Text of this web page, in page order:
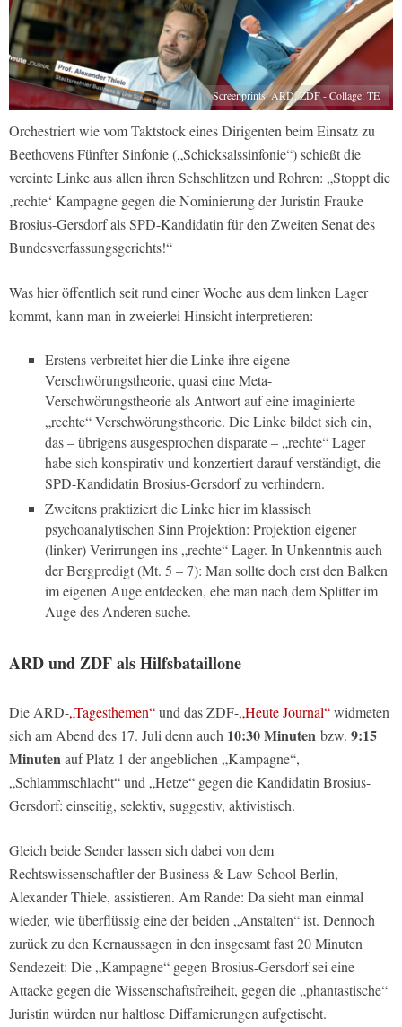
Screenprints: ARD, ZDF - Collage: TE
Orchestriert wie vom Taktstock eines Dirigenten beim Einsatz zu
Beethovens Fünfter Sinfonie („Schicksalssinfonie“) schießt die
vereinte Linke aus allen ihren Sehschlitzen und Rohren: „Stoppt die
‚rechte‘ Kampagne gegen die Nominierung der Juristin Frauke
Brosius-Gersdorf als SPD-Kandidatin für den Zweiten Senat des
Bundesverfassungsgerichts!“
Was hier öffentlich seit rund einer Woche aus dem linken Lager
kommt, kann man in zweierlei Hinsicht interpretieren:
Erstens verbreitet hier die Linke ihre eigene
Verschwörungstheorie, quasi eine Meta-
Verschwörungstheorie als Antwort auf eine imaginierte
„rechte“ Verschwörungstheorie. Die Linke bildet sich ein,
das – übrigens ausgesprochen disparate – „rechte“ Lager
habe sich konspirativ und konzertiert darauf verständigt, die
SPD-Kandidatin Brosius-Gersdorf zu verhindern.
Zweitens praktiziert die Linke hier im klassisch
psychoanalytischen Sinn Projektion: Projektion eigener
(linker) Verirrungen ins „rechte“ Lager. In Unkenntnis auch
der Bergpredigt (Mt. 5 – 7): Man sollte doch erst den Balken
im eigenen Auge entdecken, ehe man nach dem Splitter im
Auge des Anderen suche.
ARD und ZDF als Hilfsbataillone
Die ARD-„Tagesthemen“und das ZDF-„Heute Journal“widmeten
sich am Abend des 17. Juli denn auch 10:30 Minuten bzw. 9:15
Minutenauf Platz 1 der angeblichen „Kampagne“,
„Schlammschlacht“ und „Hetze“ gegen die Kandidatin Brosius-
Gersdorf: einseitig, selektiv, suggestiv, aktivistisch.
Gleich beide Sender lassen sich dabei von dem
Rechtswissenschaftler der Business & Law School Berlin,
Alexander Thiele, assistieren. Am Rande: Da sieht man einmal
wieder, wie überflüssig eine der beiden „Anstalten“ ist. Dennoch
zurück zu den Kernaussagen in den insgesamt fast 20 Minuten
Sendezeit: Die „Kampagne“ gegen Brosius-Gersdorf sei eine
Attacke gegen die Wissenschaftsfreiheit, gegen die „phantastische“
Juristin würden nur haltlose Diffamierungen aufgetischt.